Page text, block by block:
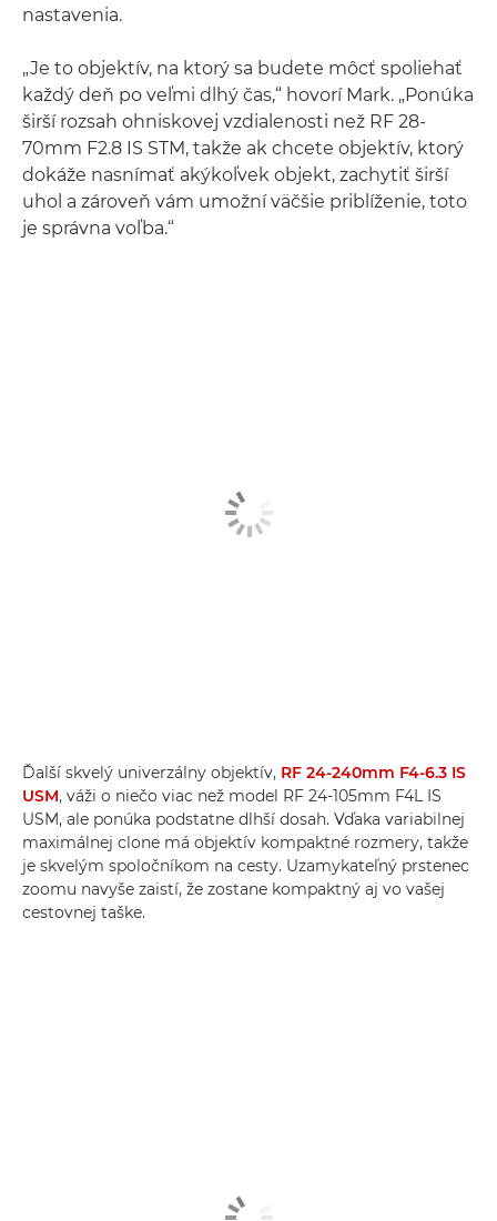
nastavenia.
„Je to objektív, na ktorý sa budete môcť spoliehať
každý deň po veľmi dlhý čas,“ hovorí Mark. „Ponúka
širší rozsah ohniskovej vzdialenosti než RF 28-
70mm F2.8 IS STM, takže ak chcete objektív, ktorý
dokáže nasnímať akýkoľvek objekt, zachytiť širší
uhol a zároveň vám umožní väčšie priblíženie, toto
je správna voľba.“
Ďalší skvelý univerzálny objektív, RF 24-240mm F4-6.3 IS
USM, váži o niečo viac než model RF 24-105mm F4L IS
USM, ale ponúka podstatne dlhší dosah. Vďaka variabilnej
maximálnej clone má objektív kompaktné rozmery, takže
je skvelým spoločníkom na cesty. Uzamykateľný prstenec
zoomu navyše zaistí, že zostane kompaktný aj vo vašej
cestovnej taške.